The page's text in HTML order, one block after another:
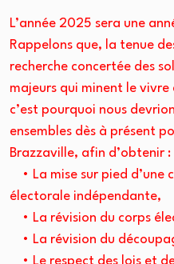
L’année 2025 sera une
Rappelons que, la tenue
recherche concertée des
majeurs qui minent le
c’est pourquoi nous
ensembles dès à présent
Brazzaville, afin d’obtenir :
• La mise sur pied d’une
électorale indépendante,
• La révision du corps
• La révision du
• Le respect des lois et